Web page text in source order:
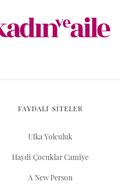
FAYDALI SİTELER
Ufka Yolculuk
Haydi Çocuklar Camiye
A New Person